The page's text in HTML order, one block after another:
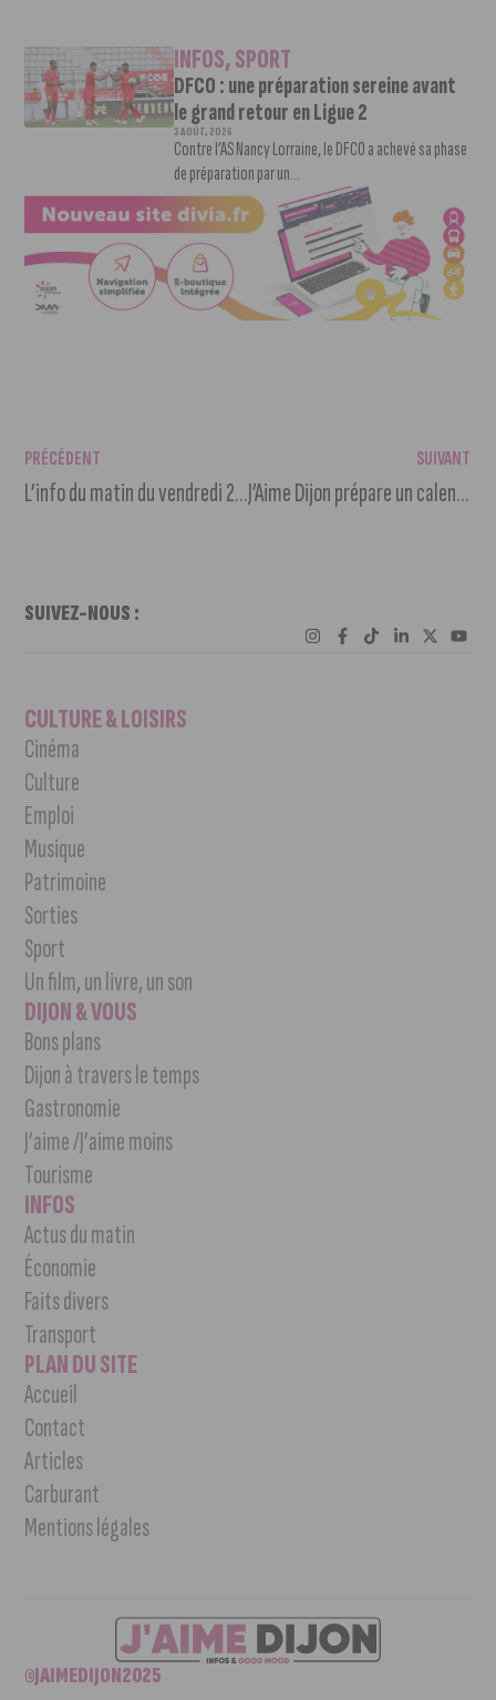
INFOS,SPORT
DFCO : une préparation sereine avant
le grand retour en Ligue 2
3 AOÛT, 2026
Contre l’AS Nancy Lorraine, le DFCO a achevé sa phase
de préparation par un...
PRÉCÉDENT
L’info du matin du vendredi 26 novembre 2021
SUIVANT
J’Aime Dijon prépare un calendrier de l’Avent
SUIVEZ-NOUS :
CULTURE & LOISIRS
Cinéma
Culture
Emploi
Musique
Patrimoine
Sorties
Sport
Un film, un livre, un son
DIJON & VOUS
Bons plans
Dijon à travers le temps
Gastronomie
J’aime /J’aime moins
Tourisme
INFOS
Actus du matin
Économie
Faits divers
Transport
PLAN DU SITE
Accueil
Contact
Articles
Carburant
Mentions légales
©JAIMEDIJON2025